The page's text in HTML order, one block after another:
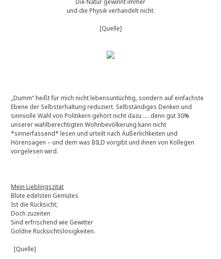
und die Physik verhandelt nicht.
[Quelle]
„Dumm“ heißt für mich nicht lebensuntüchtig, sondern auf einfachste
Ebene der Selbsterhaltung reduziert. Selbständiges Denken und
sinnvolle Wahl von Politikern gehört nicht dazu …. denn gut 30%
unserer wahlberechtigten Wohnbevölkerung kann nicht
*sinnerfassend* lesen und urteilt nach Äußerlichkeiten und
Hörensagen – und dem was BILD vorgibt und ihnen von Kollegen
vorgelesen wird.
Mein Lieblingszitat
Blüte edelsten Gemütes
Ist die Rücksicht;
Doch zuzeiten
Sind erfrischend wie Gewitter
Goldne Rücksichtslosigkeiten.
[Quelle]